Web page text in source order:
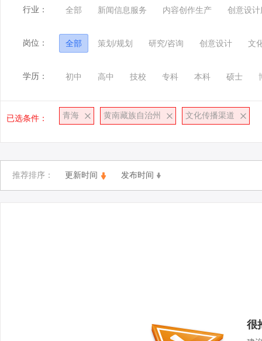
行业： 全部 新闻信息服务 内容创作生产 创意设计
岗位： 全部 策划/规划 研究/咨询 创意设计 文
学历： 初中 高中 技校 专科 本科 硕士
已选条件： 青海 黄南藏族自治州 文化传播渠道
推荐排序： 更新时间 发布时间
很